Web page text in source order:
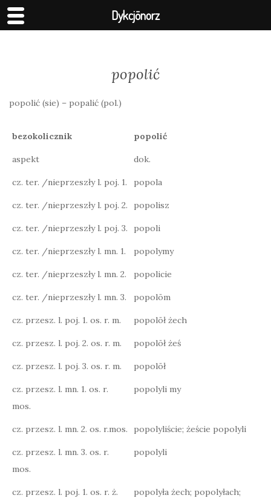
popolić
popolić (sie) – popalić (pol.)
bezokolicznik popolić
aspekt dok.
cz. ter. /nieprzeszły l. poj. 1. popola
cz. ter. /nieprzeszły l. poj. 2. popolisz
cz. ter. /nieprzeszły l. poj. 3. popoli
cz. ter. /nieprzeszły l. mn. 1. popolymy
cz. ter. /nieprzeszły l. mn. 2. popolicie
cz. ter. /nieprzeszły l. mn. 3. popolōm
cz. przesz. l. poj. 1. os. r. m. popolōł żech
cz. przesz. l. poj. 2. os. r. m. popolōł żeś
cz. przesz. l. poj. 3. os. r. m. popolōł
cz. przesz. l. mn. 1. os. r.
mos.
popolyli my
cz. przesz. l. mn. 2. os. r.mos. popolyliście; żeście popolyli
cz. przesz. l. mn. 3. os. r.
mos.
popolyli
cz. przesz. l. poj. 1. os. r. ż.
popolyła żech; popolyłach;
Dykcjōnorz